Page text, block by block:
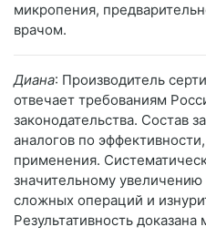
микропения,
врачом.
Диана: Производитель
отвечает требованиям
законодательства. Состав
аналогов по
применения.
значительному
сложных операций и
Результативность